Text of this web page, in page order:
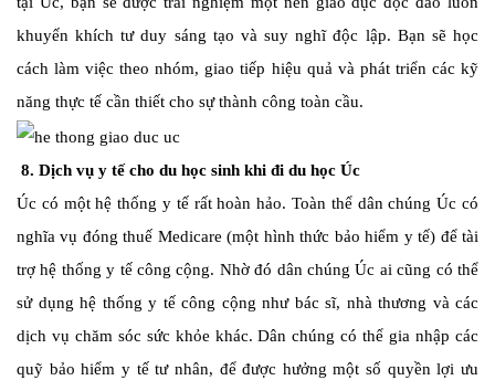
khuyến khích tư duy sáng tạo và suy nghĩ độc lập. Bạn sẽ học
cách làm việc theo nhóm, giao tiếp hiệu quả và phát triển các kỹ
năng thực tế cần thiết cho sự thành công toàn cầu.
8. Dịch vụ y tế cho du học sinh khi đi du học Úc
Úc có một hệ thống y tế rất hoàn hảo. Toàn thể dân chúng Úc có
nghĩa vụ đóng thuế Medicare (một hình thức bảo hiểm y tế) để tài
trợ hệ thống y tế công cộng. Nhờ đó dân chúng Úc ai cũng có thể
sử dụng hệ thống y tế công cộng như bác sĩ, nhà thương và các
dịch vụ chăm sóc sức khỏe khác. Dân chúng có thể gia nhập các
quỹ bảo hiểm y tế tư nhân, để được hưởng một số quyền lợi ưu